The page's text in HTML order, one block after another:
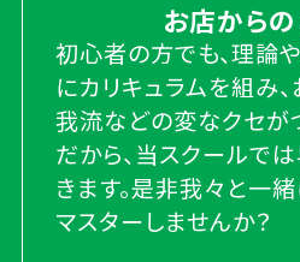
お店から
初心者の方でも、理論
にカリキュラムを組み
我流などの変なクセが
だから、当スクールで
きます。是非我々と一
マスターしませんか？